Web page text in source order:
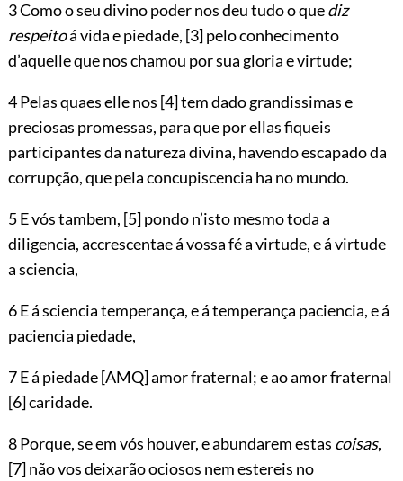
3 Como o seu divino poder nos deu tudo o quediz
respeitoá vida e piedade, [3]pelo conhecimento
d’aquelle que nos chamou por sua gloria e virtude;
4 Pelas quaes elle nos [4]tem dado grandissimas e
preciosas promessas, para que por ellas fiqueis
participantes da natureza divina, havendo escapado da
corrupção, que pela concupiscencia ha no mundo.
5 E vós tambem, [5]pondo n’isto mesmo toda a
diligencia, accrescentae á vossa fé a virtude, e á virtude
a sciencia,
6 E á sciencia temperança, e á temperança paciencia, e á
paciencia piedade,
7 E á piedade[AMQ]amor fraternal; e ao amor fraternal
[6]caridade.
8 Porque, se em vós houver, e abundarem estas coisas,
[7]não vos deixarão ociosos nem estereis no